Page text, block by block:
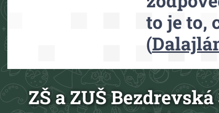
to je to,
(
ZŠ a ZUŠ